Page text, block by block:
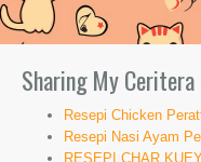
Sharing My
Resepi Chicken
Resepi Nasi Ayam
RESEPI CHAR